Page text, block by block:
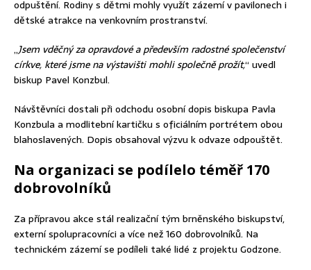
odpuštění. Rodiny s dětmi mohly využít zázemí v pavilonech i
dětské atrakce na venkovním prostranství.
„Jsem vděčný za opravdové a především radostné společenství
církve, které jsme na výstavišti mohli společně prožít,“ uvedl
biskup Pavel Konzbul.
Návštěvníci dostali při odchodu osobní dopis biskupa Pavla
Konzbula a modlitební kartičku s oficiálním portrétem obou
blahoslavených. Dopis obsahoval výzvu k odvaze odpouštět.
Na organizaci se podílelo téměř 170
dobrovolníků
Za přípravou akce stál realizační tým brněnského biskupství,
externí spolupracovníci a více než 160 dobrovolníků. Na
technickém zázemí se podíleli také lidé z projektu Godzone.